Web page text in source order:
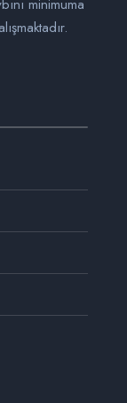
minimuma